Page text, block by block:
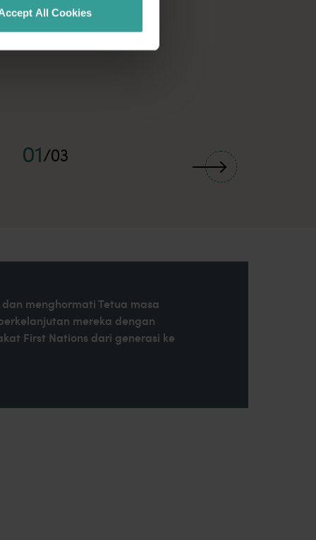
All Cookies
01/03
menghormati Tetua masa
mereka dengan
First Nations dari generasi ke